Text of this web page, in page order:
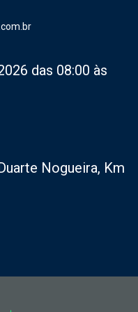
das 08:00 às
Nogueira, Km